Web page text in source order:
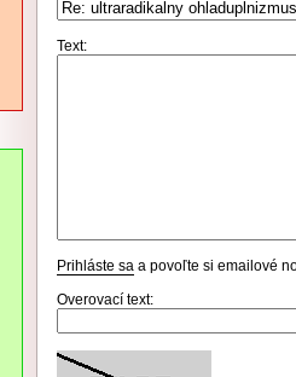
Text:
Prihláste sa a povoľte si emailové
Overovací text: